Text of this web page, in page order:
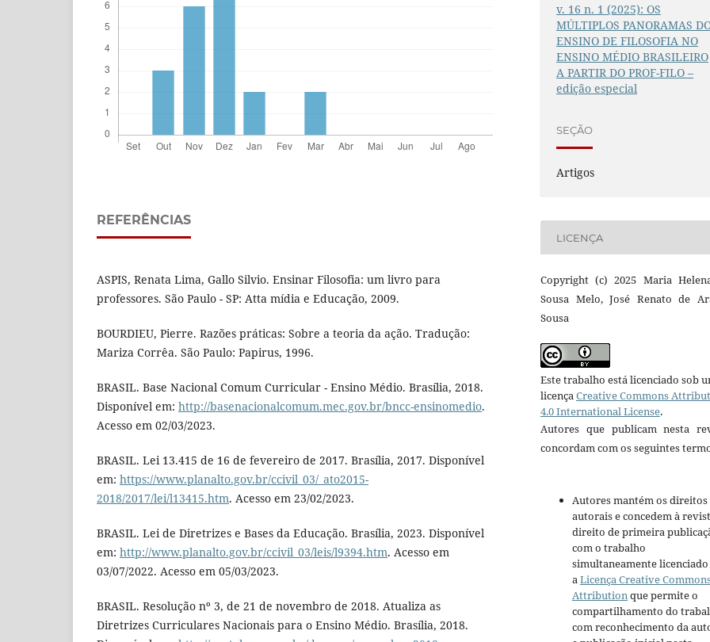
REFERÊNCIAS
ASPIS, Renata Lima, Gallo Silvio. Ensinar Filosofia: um livro para
professores. São Paulo - SP: Atta mídia e Educação, 2009.
BOURDIEU, Pierre. Razões práticas: Sobre a teoria da ação. Tradução:
Mariza Corrêa. São Paulo: Papirus, 1996.
BRASIL. Base Nacional Comum Curricular - Ensino Médio. Brasília, 2018.
Disponível em: http://basenacionalcomum.mec.gov.br/bncc-ensinomedio.
Acesso em 02/03/2023.
BRASIL. Lei 13.415 de 16 de fevereiro de 2017. Brasília, 2017. Disponível
em: https://www.planalto.gov.br/ccivil_03/_ato2015-
2018/2017/lei/l13415.htm. Acesso em 23/02/2023.
BRASIL. Lei de Diretrizes e Bases da Educação. Brasília, 2023. Disponível
em: http://www.planalto.gov.br/ccivil_03/leis/l9394.htm. Acesso em
03/07/2022. Acesso em 05/03/2023.
BRASIL. Resolução nº 3, de 21 de novembro de 2018. Atualiza as
Diretrizes Curriculares Nacionais para o Ensino Médio. Brasília, 2018.
v. 16 n. 1 (2025): OS
MÚLTIPLOS PANORAMAS
ENSINO DE FILOSOFIA NO
ENSINO MÉDIO BRASILEIRO
A PARTIR DO PROF-FILO –
edição especial
SEÇÃO
Artigos
LICENÇA
Copyright (c) 2025 Maria
Sousa Melo, José Renato de
Sousa
Este trabalho está licenciado sob
licençaCreative Commons
4.0 International License.
Autores que publicam nesta
concordam com os seguintes
Autores mantém os direitos
autorais e concedem à
direito de primeira
com o trabalho
simultaneamente
aLicença Creative
Attributionque permite o
compartilhamento do
com reconhecimento da